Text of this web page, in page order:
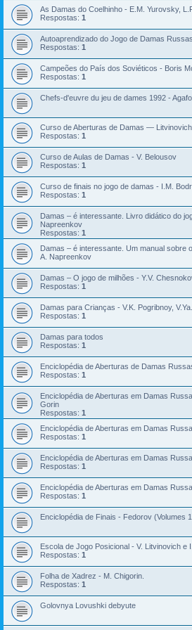
As Damas do Coelhinho - E.M. Yurovsky,
Respostas: 1
Autoaprendizado do Jogo de Damas
Respostas: 1
Campeões do País dos Soviéticos - Boris
Respostas: 1
Chefs-d'euvre du jeu de dames 1992 -
Curso de Aberturas de Damas — Litvinovich
Respostas: 1
Curso de Aulas de Damas - V. Belousov
Respostas: 1
Curso de finais no jogo de damas - I.M.
Respostas: 1
Damas – é interessante. Livro didático do
Napreenkov
Respostas: 1
Damas – é interessante. Um manual sobre
A. Napreenkov
Damas – O jogo de milhões - Y.V.
Respostas: 1
Damas para Crianças - V.K. Pogribnoy,
Respostas: 1
Damas para todos
Respostas: 1
Enciclopédia de Aberturas de Damas
Respostas: 1
Enciclopédia de Aberturas em Damas
Gorin
Respostas: 1
Enciclopédia de Aberturas em Damas
Respostas: 1
Enciclopédia de Aberturas em Damas
Respostas: 1
Enciclopédia de Aberturas em Damas
Respostas: 1
Enciclopédia de Finais - Fedorov (Volumes
Escola de Jogo Posicional - V. Litvinovich e
Respostas: 1
Folha de Xadrez - M. Chigorin.
Respostas: 1
Golovnya Lovushki debyute